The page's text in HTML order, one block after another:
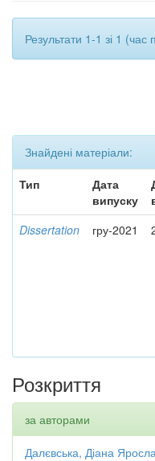
Результати 1-1 зі 1
Знайдені матеріали:
Тип
Дата
випуску
Dissertation гру-2021
Розкриття
за авторами
Далєвська, Діана